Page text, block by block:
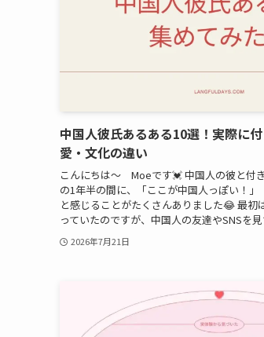
中国人彼氏あるある10選！実際に
愛・文化の違い
こんにちは〜 Moeです💓 中国人の彼と付
の1年半の間に、「ここが中国人っぽい！」
と感じることがたくさんありました😂 最初
っていたのですが、中国人の友達やSNSを
2026年7月21日